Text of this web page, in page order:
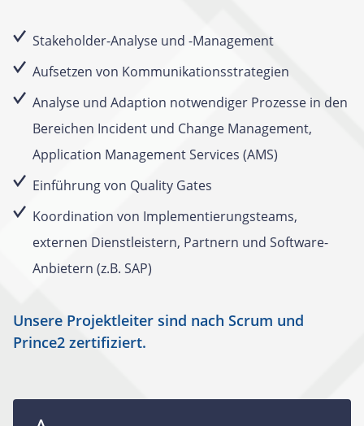
Stakeholder-Analyse und -Management
Aufsetzen von Kommunikationsstrategien
Analyse und Adaption notwendiger Prozesse in den
Bereichen Incident und Change Management,
Application Management Services (AMS)
Einführung von Quality Gates
Koordination von Implementierungsteams,
externen Dienstleistern, Partnern und Software-
Anbietern (z.B. SAP)
Unsere Projektleiter sind nach Scrum und
Prince2 zertifiziert.